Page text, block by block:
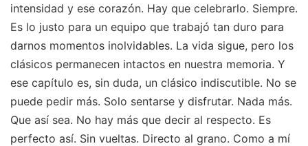
intensidad y ese corazón. Hay que celebrarlo. Siempre.
Es lo justo para un equipo que trabajó tan duro para
darnos momentos inolvidables. La vida sigue, pero los
clásicos permanecen intactos en nuestra memoria. Y
ese capítulo es, sin duda, un clásico indiscutible. No se
puede pedir más. Solo sentarse y disfrutar. Nada más.
Que así sea. No hay más que decir al respecto. Es
perfecto así. Sin vueltas. Directo al grano. Como a mí